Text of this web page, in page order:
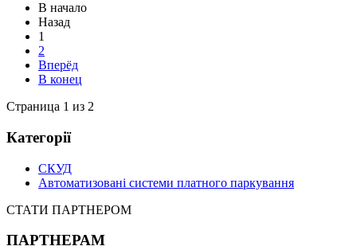
В начало
Назад
1
2
Вперёд
В конец
Страница 1 из 2
Категорії
СКУД
Автоматизовані системи платного паркування
СТАТИ ПАРТНЕРОМ
ПАРТНЕРАМ